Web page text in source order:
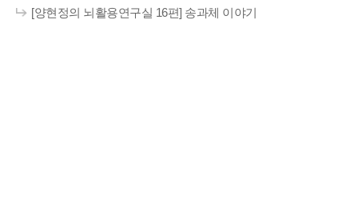
[양현정의 뇌활용연구실 16편] 송과체 이야기